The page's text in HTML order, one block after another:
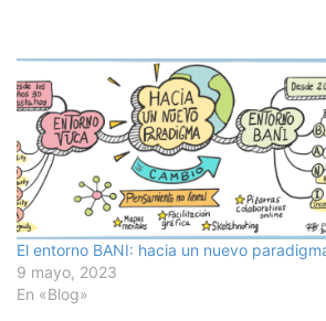
El entorno BANI: hacia un nuevo
9 mayo, 2023
En «Blog»